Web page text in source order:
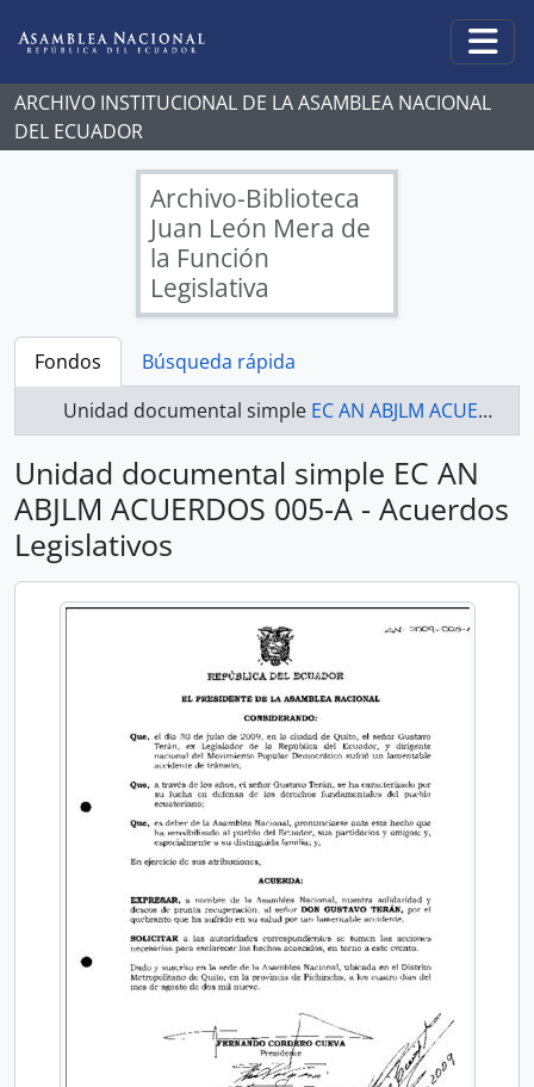
ARCHIVO INSTITUCIONAL DE LA ASAMBLEA NACIONAL
DEL ECUADOR
Archivo-Biblioteca
Juan León Mera de
la Función
Legislativa
Fondos
Búsqueda rápida
Unidad documental simple EC AN ABJLM ACUERDOS 005-A - Acuerdos Legislativos
Unidad documental simple EC AN
ABJLM ACUERDOS 005-A - Acuerdos
Legislativos